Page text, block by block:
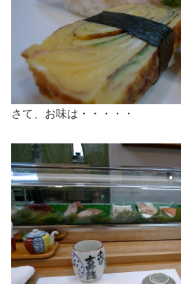
さて、お味は・・・・・